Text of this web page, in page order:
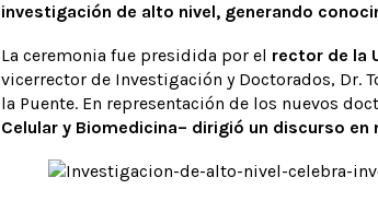
investigación de alto nivel, generando
La ceremonia fue presidida por el rector de la
vicerrector de Investigación y Doctorados, Dr.
la Puente. En representación de los nuevos
Celular y Biomedicina– dirigió un discurso